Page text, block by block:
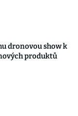
dronovou show k
produktů